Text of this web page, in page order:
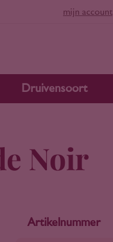
mijn account
Druivensoort
Noir
Artikelnummer